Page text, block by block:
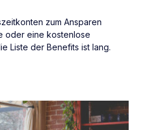
zum Ansparen
oder eine kostenlose
Liste der Benefits ist lang.